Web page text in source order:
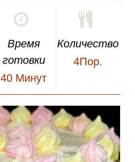
Время
готовки
40 Минут
Количество
4Пор.